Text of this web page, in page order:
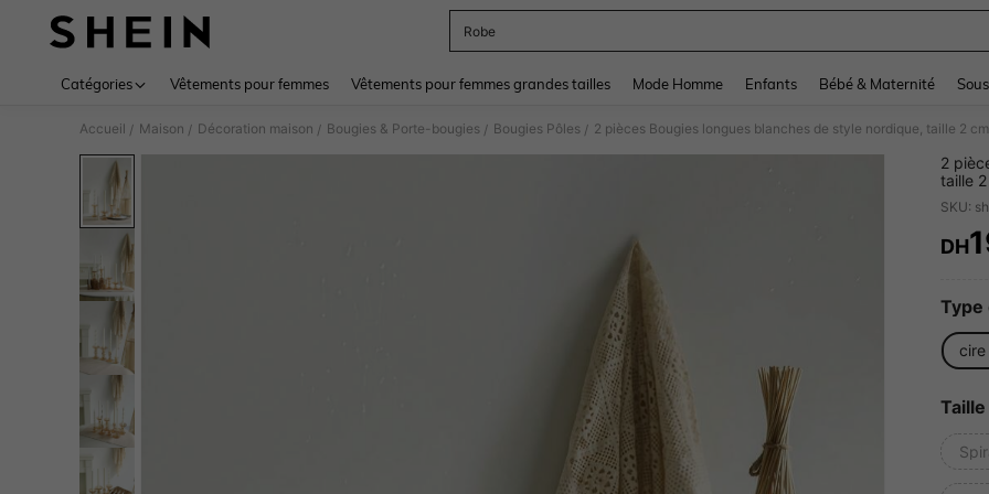
Robe
Catégories Vêtements pour femmes Vêtements pour femmes grandes tailles Mode Homme Enfants Bébé & Maternité
Accueil / Maison / Décoration maison / Bougies & Porte-bougies / Bougies Pôles /
2
taille
la
SKU:
DH
Type
Taille